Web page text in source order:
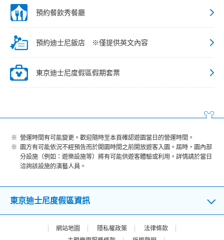
預約餐飲秀餐廳
預約迪士尼飯店 ※僅提供英文內容
東京迪士尼度假區假期套票
營運時間有可能變更。歡迎隨時至本頁確認遊園當日的營運時間。
園方有可能依況不經預告而於開園時間之前開放遊客入園。屆時，園內部
分設施（例如：遊樂設施等）將有可能供遊客體驗或利用。詳情請於當日
洽詢該設施的演藝人員。
東京迪士尼度假區資訊
網站地圖 隱私權政策
法律條款